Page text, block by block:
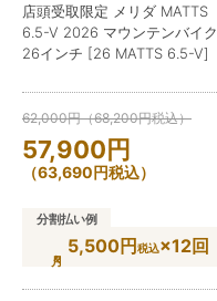
店頭受取限定 メリダ MATTS
6.5-V 2026 マウンテンバイク
26インチ [26 MATTS 6.5-V]
62,000円（68,200円税込）
57,900円
（63,690円税込）
分割払い例
5,500円税込×12回